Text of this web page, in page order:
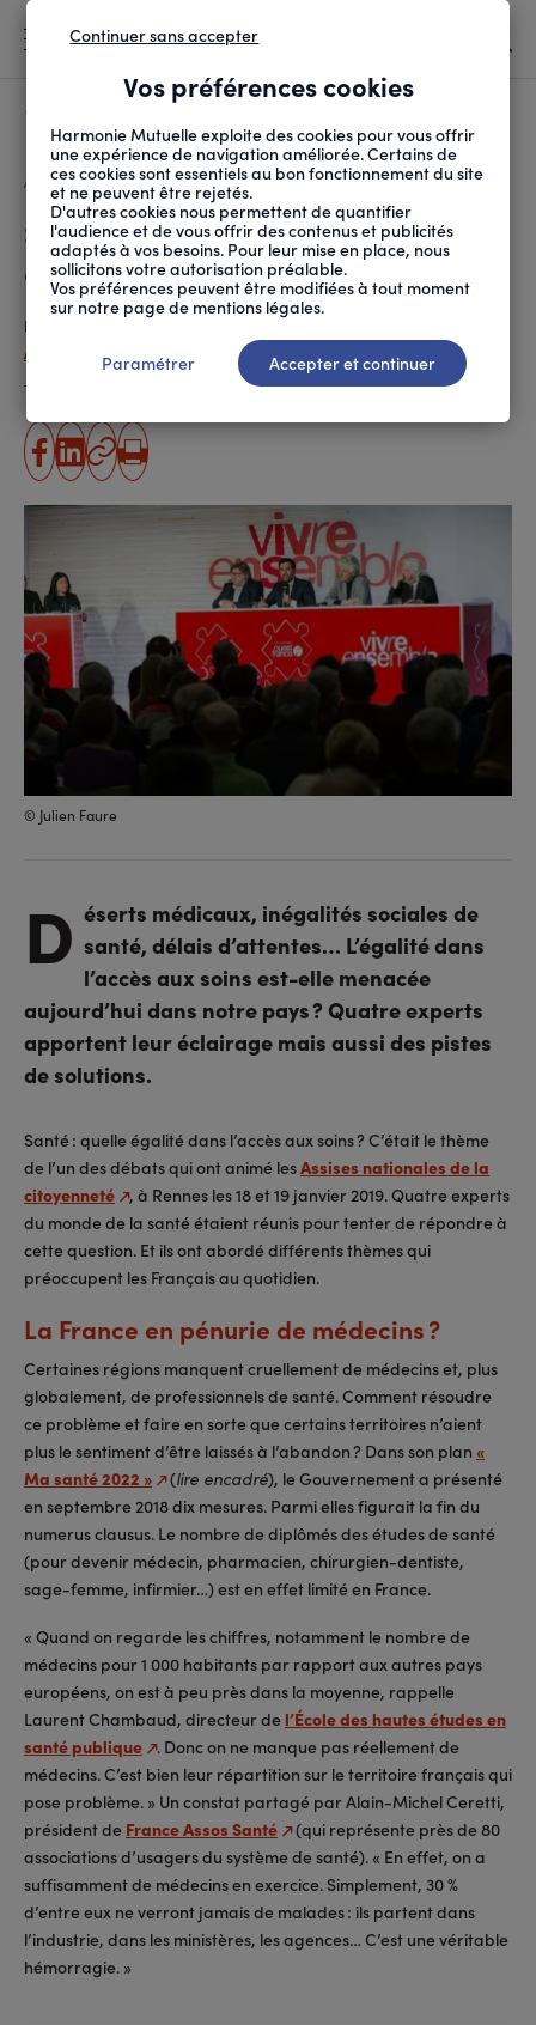
D'ARIANE
ACCUEIL SANTÉ ET SOINS ACCÈS AUX SOINS SANTÉ : COMMENT REND...
Santé : comment rendre l’accès
aux soins plus égalitaire ?
Publié le
Angélique Pineau-Hamaguchi
Temps de lecture estimé 8 minute(s)
partager
sur
facebook
partager
sur
linkedin
Copier
l'URL
Imprimer
© Julien Faure
D éserts médicaux, inégalités sociales de
santé, délais d’attentes… L’égalité dans
l’accès aux soins est-elle menacée
aujourd’hui dans notre pays ? Quatre experts
apportent leur éclairage mais aussi des pistes
de solutions.
Santé : quelle égalité dans l’accès aux soins ? C’était le thème
de l’un des débats qui ont animé lesAssises nationales de la
citoyenneté , à Rennes les 18 et 19 janvier 2019. Quatre experts
du monde de la santé étaient réunis pour tenter de répondre à
cette question. Et ils ont abordé différents thèmes qui
préoccupent les Français au quotidien.
La France en pénurie de médecins ?
Certaines régions manquent cruellement de médecins et, plus
globalement, de professionnels de santé. Comment résoudre
ce problème et faire en sorte que certains territoires n’aient
plus le sentiment d’être laissés à l’abandon ? Dans son plan «
Ma santé 2022 » (lire encadré), le Gouvernement a présenté
en septembre 2018 dix mesures. Parmi elles figurait la fin du
numerus clausus. Le nombre de diplômés des études de santé
(pour devenir médecin, pharmacien, chirurgien-dentiste,
sage-femme, infirmier…) est en effet limité en France.
« Quand on regarde les chiffres, notamment le nombre de
médecins pour 1 000 habitants par rapport aux autres pays
européens, on est à peu près dans la moyenne, rappelle
Laurent Chambaud, directeur de l’École des hautes études en
santé publique . Donc on ne manque pas réellement de
médecins. C’est bien leur répartition sur le territoire français qui
pose problème. » Un constat partagé par Alain-Michel Ceretti,
président de France Assos Santé (qui représente près de 80
associations d’usagers du système de santé). « En effet, on a
suffisamment de médecins en exercice. Simplement, 30 %
d’entre eux ne verront jamais de malades : ils partent dans
l’industrie, dans les ministères, les agences… C’est une véritable
hémorragie. »
Vos préférences cookies
Harmonie Mutuelle exploite des cookies pour vous offrir
une expérience de navigation améliorée. Certains de
ces cookies sont essentiels au bon fonctionnement du site
et ne peuvent être rejetés.
D'autres cookies nous permettent de quantifier
l'audience et de vous offrir des contenus et publicités
adaptés à vos besoins. Pour leur mise en place, nous
sollicitons votre autorisation préalable.
Vos préférences peuvent être modifiées à tout moment
sur notre page de mentions légales.
Continuer sans accepter
Paramétrer Accepter et continuer